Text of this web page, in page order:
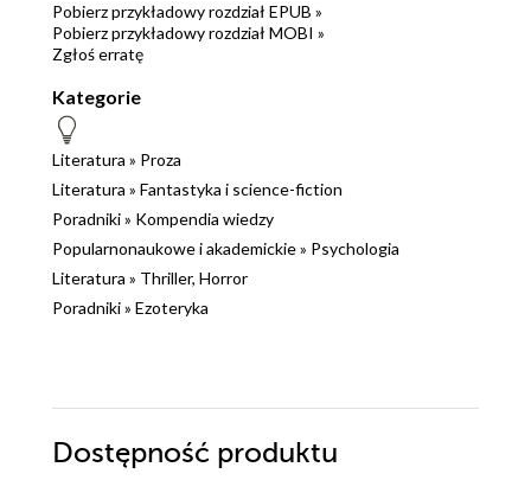
Pobierz przykładowy rozdział EPUB »
Pobierz przykładowy rozdział MOBI »
Zgłoś erratę
Kategorie
Literatura » Proza
Literatura » Fantastyka i science-fiction
Poradniki» Kompendia wiedzy
Popularnonaukowe i akademickie» Psychologia
Literatura » Thriller, Horror
Poradniki» Ezoteryka
Dostępność produktu